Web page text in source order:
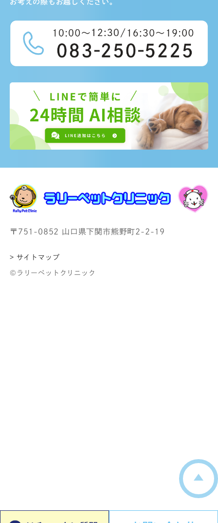
お考えの際もお越しください。
〒751-0852 山口県下関市熊野町2-2-19
> サイトマップ
©ラリーペットクリニック